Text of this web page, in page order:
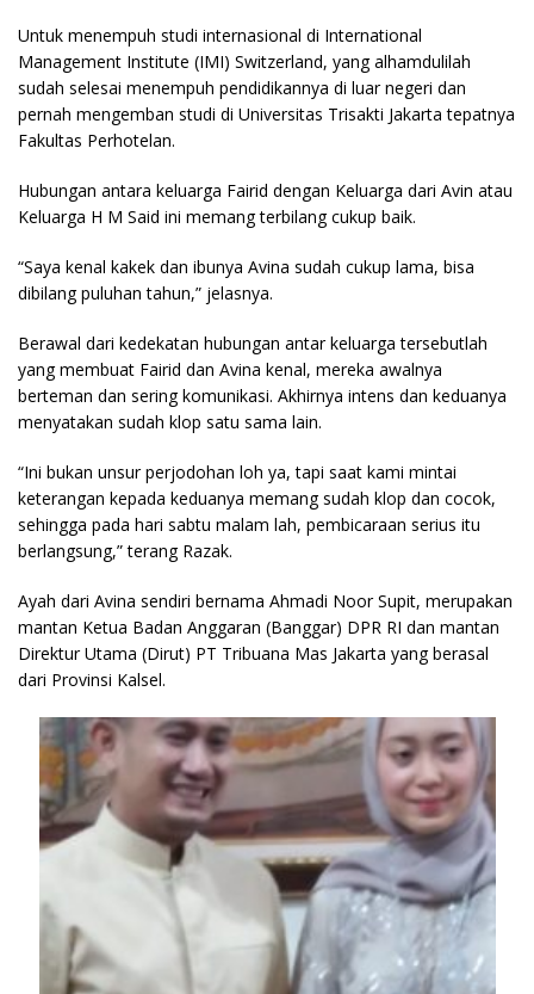
Untuk menempuh studi internasional di International
Management Institute (IMI) Switzerland, yang alhamdulilah
sudah selesai menempuh pendidikannya di luar negeri dan
pernah mengemban studi di Universitas Trisakti Jakarta tepatnya
Fakultas Perhotelan.
Hubungan antara keluarga Fairid dengan Keluarga dari Avin atau
Keluarga H M Said ini memang terbilang cukup baik.
“Saya kenal kakek dan ibunya Avina sudah cukup lama, bisa
dibilang puluhan tahun,” jelasnya.
Berawal dari kedekatan hubungan antar keluarga tersebutlah
yang membuat Fairid dan Avina kenal, mereka awalnya
berteman dan sering komunikasi. Akhirnya intens dan keduanya
menyatakan sudah klop satu sama lain.
“Ini bukan unsur perjodohan loh ya, tapi saat kami mintai
keterangan kepada keduanya memang sudah klop dan cocok,
sehingga pada hari sabtu malam lah, pembicaraan serius itu
berlangsung,” terang Razak.
Ayah dari Avina sendiri bernama Ahmadi Noor Supit, merupakan
mantan Ketua Badan Anggaran (Banggar) DPR RI dan mantan
Direktur Utama (Dirut) PT Tribuana Mas Jakarta yang berasal
dari Provinsi Kalsel.